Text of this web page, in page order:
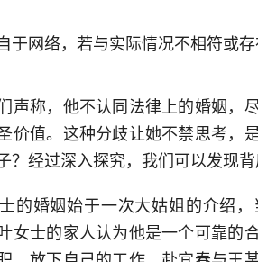
于网络，若与实际情况不相符或存
声称，他不认同法律上的婚姻，
价值。这种分歧让她不禁思考，
？经过深入探究，我们可以发现
的婚姻始于一次大姑姐的介绍
女士的家人认为他是一个可靠的